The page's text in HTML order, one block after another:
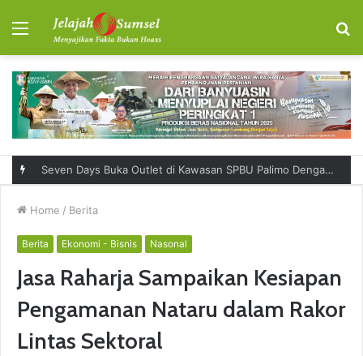
Menu
Seven Days Buka Outlet di Kawasan SPBU Palimo Dengan Konsep One Stop Hangout Destination
Home / Berita
Berita Ekonomi - Bisnis Nasonal
Jasa Raharja Sampaikan Kesiapan
Pengamanan Nataru dalam Rakor
Lintas Sektoral